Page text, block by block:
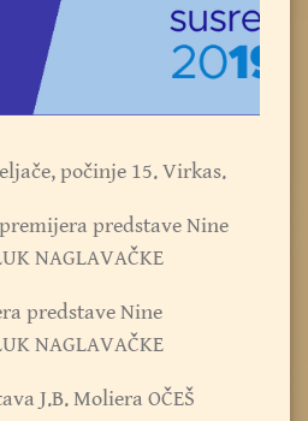
počinje 15. Virkas.
predstave Nine
NAGLAVAČKE
predstave Nine
NAGLAVAČKE
J.B. Moliera OČEŠ